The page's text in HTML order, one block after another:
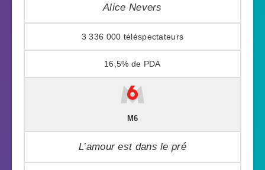
Alice Nevers
3 336 000
16,5%
M6
L’amour est dans le pré